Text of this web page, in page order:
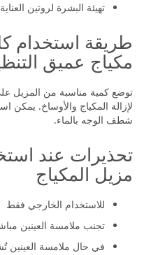
تهيئة البشرة لروتين
طريقة استخدام
مكياج عميق
توضع كمية مناسبة من المزيل
لإزالة المكياج والأوساخ. يمكن
شطف الوجه بالماء.
تحذيرات عند
مزيل المكياج
للاستخدام الخارجي فقط
تجنب ملامسة العينين
في حال ملامسة العينين